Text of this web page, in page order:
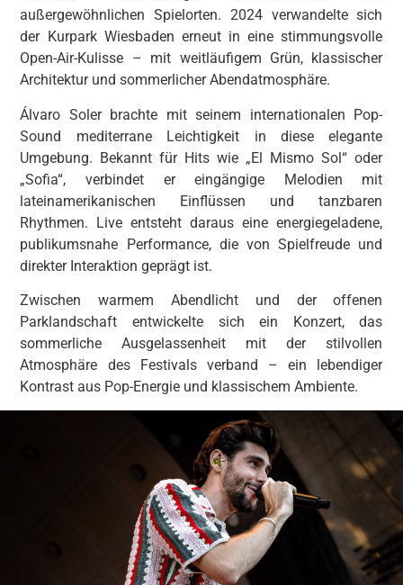
außergewöhnlichen Spielorten. 2024 verwandelte sich
der Kurpark Wiesbaden erneut in eine stimmungsvolle
Open-Air-Kulisse – mit weitläufigem Grün, klassischer
Architektur und sommerlicher Abendatmosphäre.
Álvaro Soler brachte mit seinem internationalen Pop-
Sound mediterrane Leichtigkeit in diese elegante
Umgebung. Bekannt für Hits wie „El Mismo Sol“ oder
„Sofia“, verbindet er eingängige Melodien mit
lateinamerikanischen Einflüssen und tanzbaren
Rhythmen. Live entsteht daraus eine energiegeladene,
publikumsnahe Performance, die von Spielfreude und
direkter Interaktion geprägt ist.
Zwischen warmem Abendlicht und der offenen
Parklandschaft entwickelte sich ein Konzert, das
sommerliche Ausgelassenheit mit der stilvollen
Atmosphäre des Festivals verband – ein lebendiger
Kontrast aus Pop-Energie und klassischem Ambiente.